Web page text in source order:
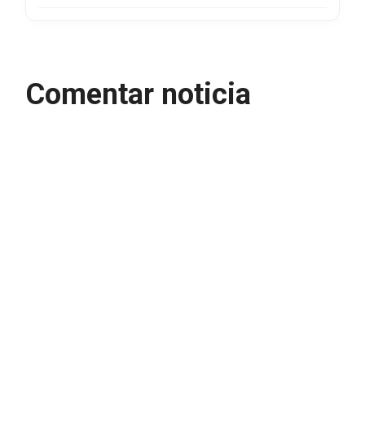
Comentar noticia